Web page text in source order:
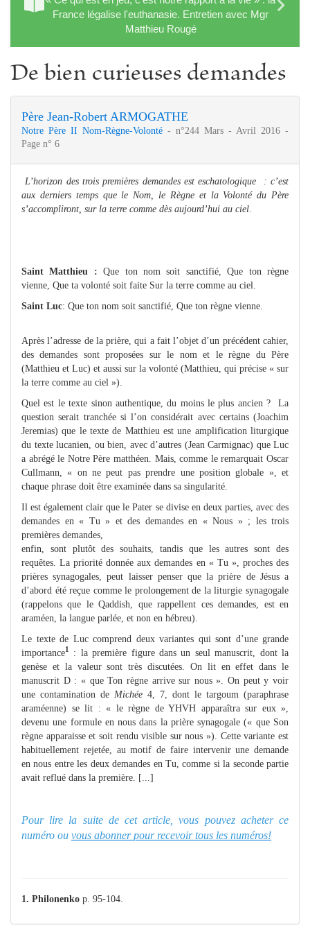
France légalise l'euthanasie. Entretien avec Mgr
Matthieu Rougé
De bien curieuses demandes
Père Jean-Robert ARMOGATHE
Notre Père II Nom-Règne-Volonté - n°244 Mars - Avril 2016 -
Page n° 6
L’horizon des trois premières demandes est eschatologique : c’est
aux derniers temps que le Nom, le Règne et la Volonté du Père
s’accompliront, sur la terre comme dès aujourd’hui au ciel.
Saint Matthieu :Que ton nom soit sanctifié, Que ton règne
vienne, Que ta volonté soit faite Sur la terre comme au ciel.
Saint Luc: Que ton nom soit sanctifié, Que ton règne vienne.
Après l’adresse de la prière, qui a fait l’objet d’un précédent cahier,
des demandes sont proposées sur le nom et le règne du Père
(Matthieu et Luc) et aussi sur la volonté (Matthieu, qui précise « sur
la terre comme au ciel »).
Quel est le texte sinon authentique, du moins le plus ancien ? La
question serait tranchée si l’on considérait avec certains (Joachim
Jeremias) que le texte de Matthieu est une amplification liturgique
du texte lucanien, ou bien, avec d’autres (Jean Carmignac) que Luc
a abrégé le Notre Père matthéen. Mais, comme le remarquait Oscar
Cullmann, « on ne peut pas prendre une position globale », et
chaque phrase doit être examinée dans sa singularité.
Il est également clair que le Pater se divise en deux parties, avec des
demandes en « Tu » et des demandes en « Nous » ; les trois
premières demandes,
enfin, sont plutôt des souhaits, tandis que les autres sont des
requêtes. La priorité donnée aux demandes en « Tu », proches des
prières synagogales, peut laisser penser que la prière de Jésus a
d’abord été reçue comme le prolongement de la liturgie synagogale
(rappelons que le Qaddish, que rappellent ces demandes, est en
araméen, la langue parlée, et non en hébreu).
Le texte de Luc comprend deux variantes qui sont d’une grande
importance1
: la première figure dans un seul manuscrit, dont la
genèse et la valeur sont très discutées. On lit en effet dans le
manuscrit D : « que Ton règne arrive sur nous ». On peut y voir
une contamination de Michée 4, 7, dont le targoum (paraphrase
araméenne) se lit : « le règne de YHVH apparaîtra sur eux »,
devenu une formule en nous dans la prière synagogale (« que Son
règne apparaisse et soit rendu visible sur nous »). Cette variante est
habituellement rejetée, au motif de faire intervenir une demande
en nous entre les deux demandes en Tu, comme si la seconde partie
avait reflué dans la première. [...]
Pour lire la suite de cet article, vous pouvez acheter ce
numéro ou vous abonner pour recevoir tous les numéros!
1. Philonenko p. 95-104.